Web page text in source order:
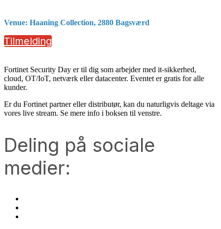
Venue: Haaning Collection, 2880 Bagsværd
Tilmelding
Fortinet Security Day er til dig som arbejder med it-sikkerhed,
cloud, OT/IoT, netværk eller datacenter. Eventet er gratis for alle
kunder.
Er du Fortinet partner eller distributør, kan du naturligvis deltage via
vores live stream. Se mere info i boksen til venstre.
Deling på sociale
medier: